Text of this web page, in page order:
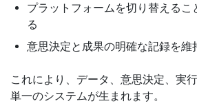
プラットフォームを切り替えるこ
る
意思決定と成果の明確な記録を維
これにより、データ、意思決定、実
単一のシステムが生まれます。